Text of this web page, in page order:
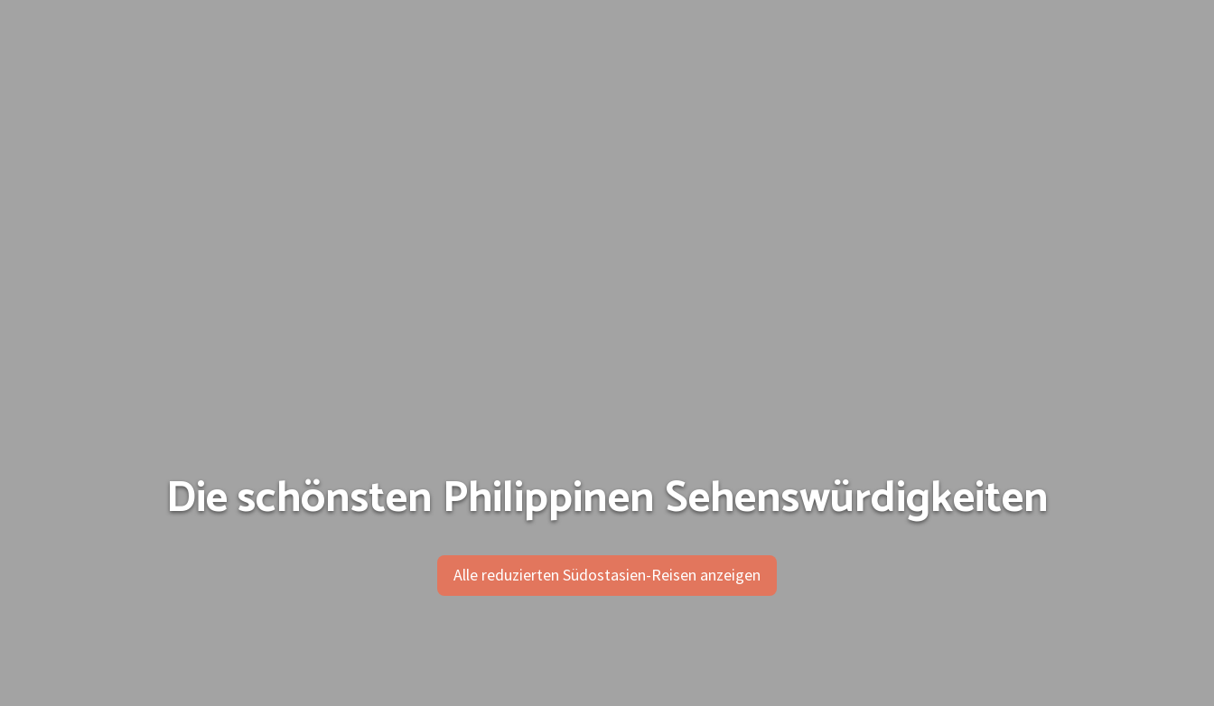
Die schönsten Philippinen Sehenswürdigkeiten
Alle reduzierten Südostasien-Reisen anzeigen